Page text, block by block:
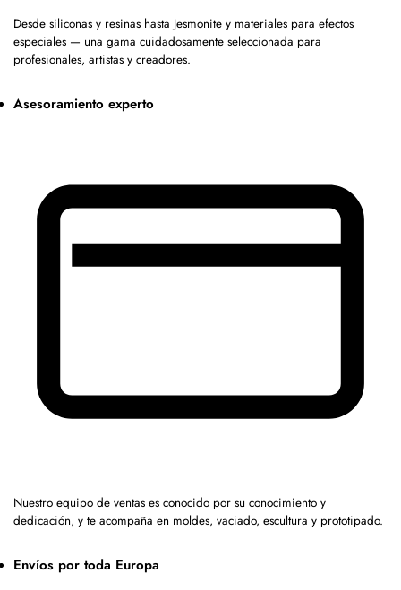
Desde siliconas y resinas hasta Jesmonite y materiales para efectos
especiales — una gama cuidadosamente seleccionada para
profesionales, artistas y creadores.
Asesoramiento experto
Nuestro equipo de ventas es conocido por su conocimiento y
dedicación, y te acompaña en moldes, vaciado, escultura y prototipado.
Envíos por toda Europa